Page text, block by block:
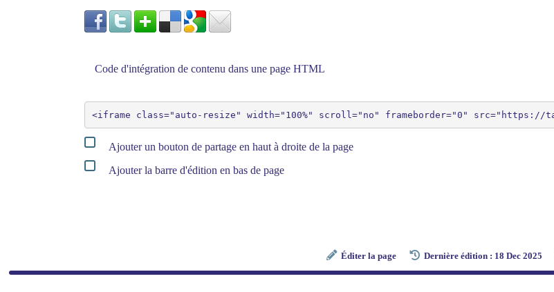
Code d'intégration de contenu dans une page HTML
Ajouter un bouton de partage en haut à droite de la page
Ajouter la barre d'édition en bas de page
Éditer la page Dernière édition : 18 Dec 2025